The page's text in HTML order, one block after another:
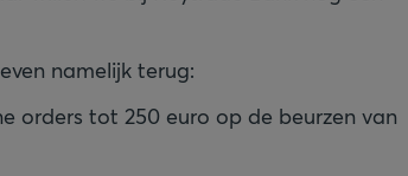
namelijk terug:
orders tot 250 euro op de beurzen van